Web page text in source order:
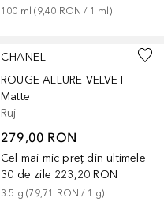
100 ml (9,40 RON / 1 ml)
CHANEL
ROUGE ALLURE VELVET
Matte
Ruj
279,00 RON
Cel mai mic preț din ultimele
30 de zile 223,20 RON
3.5 g (79,71 RON / 1 g)
13